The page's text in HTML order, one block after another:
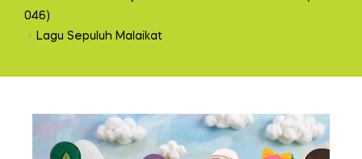
046)
Lagu Sepuluh Malaikat